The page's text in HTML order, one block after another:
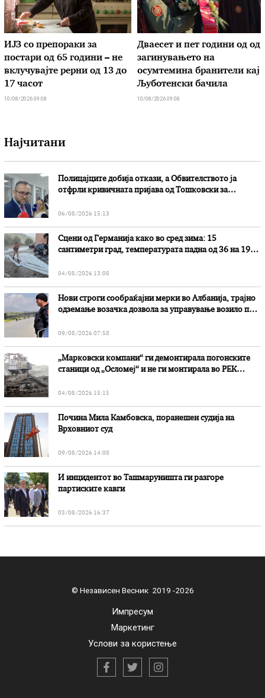
ИЈЗ со препораки за
постари од 65 години – не
вклучувајте рерни од 13 до
17 часот
10/08/2026 09:08
Дваесет и пет години од од
загинувањето на
осумтемина бранители кај
Љуботенски бачила
10/08/2026 09:08
Најчитани
Полицајците добија откази, а Обвителството ја
отфрли кривичната пријава од Тошковски за
06/08/2026 15:13
Сцени од Германија како во сред зима: 15
сантиметри град, температурата падна од 36 на 19
04/08/2026 13:08
Нови строги сообраќајни мерки во Aлбанија, трајно
одземање возачка дозвола за управување возило под
09/08/2026 07:58
„Марковски компани“ ги демонтирала погонските
станици од „Осломеј“ и не ги монтирала во РЕК
04/08/2026 15:15
Почина Мила Камбовска, поранешен судија на
Врховниот суд
09/08/2026 14:08
И инцидентот во Ташмаруништa ги разгоре
партиските кавги
03/08/2026 16:37
© Независен Весник 2019 -2026
Импресум
Маркетинг
Услови за користење